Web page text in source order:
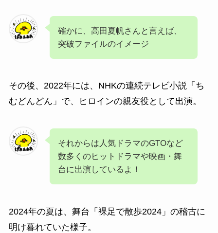
確かに、高田夏帆さんと言えば、
突破ファイルのイメージ
その後、2022年には、NHKの連続テレビ小説「ち
むどんどん」で、ヒロインの親友役として出演。
それからは人気ドラマのGTOなど
数多くのヒットドラマや映画・舞
台に出演しているよ！
2024年の夏は、舞台「裸足で散歩2024」の稽古に
明け暮れていた様子。